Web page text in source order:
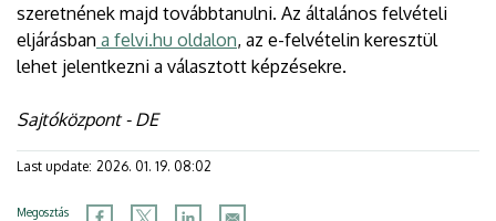
szeretnének majd továbbtanulni. Az általános felvételi
eljárásban a felvi.hu oldalon, az e-felvételin keresztül
lehet jelentkezni a választott képzésekre.
Sajtóközpont - DE
Last update: 2026. 01. 19. 08:02
Megosztás